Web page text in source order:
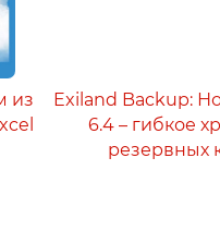
из
Exiland Backup:
6.4 – гибкое
резервных